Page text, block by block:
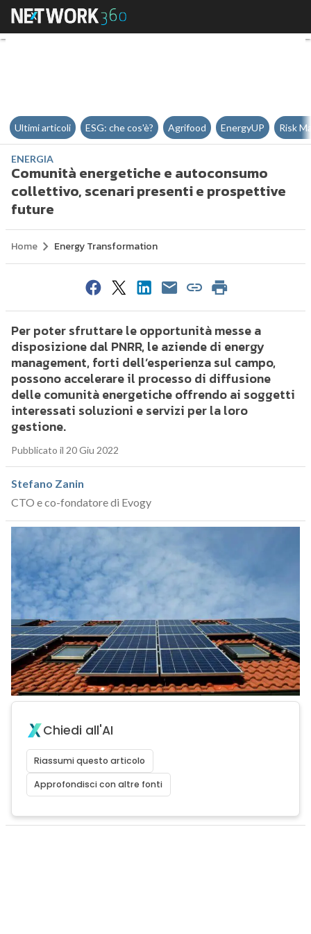
Comunità energetiche e
Ultimi articoli ESG: che cos'è? Agrifood EnergyUP Risk
ENERGIA
Comunità energetiche e autoconsumo
collettivo, scenari presenti e prospettive
future
Home Energy Transformation
Per poter sfruttare le opportunità messe a
disposizione dal PNRR, le aziende di energy
management, forti dell’esperienza sul campo,
possono accelerare il processo di diffusione
delle comunità energetiche offrendo ai soggetti
interessati soluzioni e servizi per la loro
gestione.
Pubblicato il 20 Giu 2022
Stefano Zanin
CTO e co-fondatore di Evogy
Chiedi all'AI
Riassumi questo articolo
Approfondisci con altre fonti